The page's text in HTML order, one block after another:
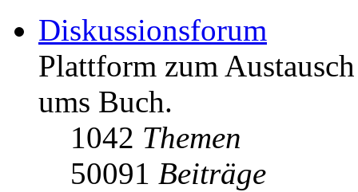
Diskussionsforum
Plattform zum
ums Buch.
1042 Themen
50091 Beiträge